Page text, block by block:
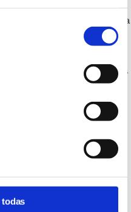
27 de octubre para
vehículo 4×4 con Ángela
la colaboración de
y de la Asociación para
una compañía española
de los viajes de
Gracias a
basada en un
de asesoramiento